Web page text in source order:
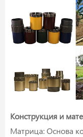
Конструкция и
Матрица: Основа